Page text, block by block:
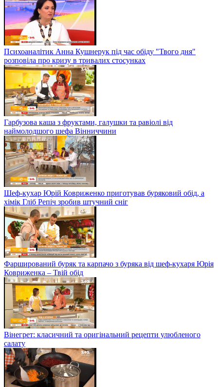
Психоаналітик Анна Кушнерук під час обіду "Твого дня"
розповіла про кризу в тривалих стосунках
Гарбузова каша з фруктами, галушки та равіолі від
наймолодшого шефа Вінниччини
Шеф-кухар Юрій Ковриженко приготував буряковий обід, а
хімік Гліб Репіч зробив штучний сніг
Фарширований буряк та карпачо з буряка від шеф-кухаря Юрія
Ковриженка – Твій обід
Вінегрет: класичний та оригінальний рецепти улюбленого
салату